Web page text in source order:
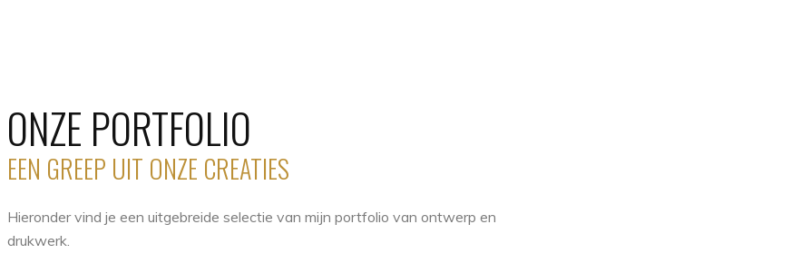
ONZE PORTFOLIO
EEN GREEP UIT ONZE CREATIES
Hieronder vind je een uitgebreide selectie van mijn portfolio van ontwerp en
drukwerk.